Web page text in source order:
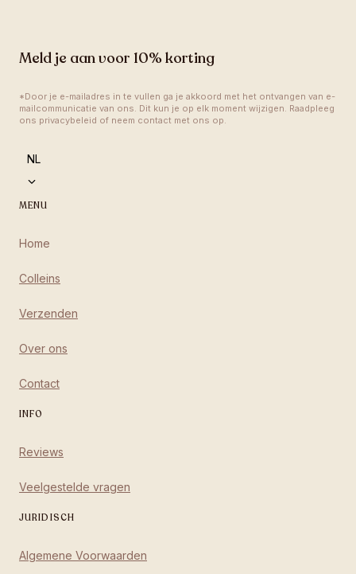
Meld je aan voor 10% korting
*Door je e-mailadres in te vullen ga je akkoord met het ontvangen van e-
mailcommunicatie van ons. Dit kun je op elk moment wijzigen. Raadpleeg
ons privacybeleid of neem contact met ons op.
NL
MENU
Home
Colleins
Verzenden
Over ons
Contact
INFO
Reviews
Veelgestelde vragen
JURIDISCH
Algemene Voorwaarden